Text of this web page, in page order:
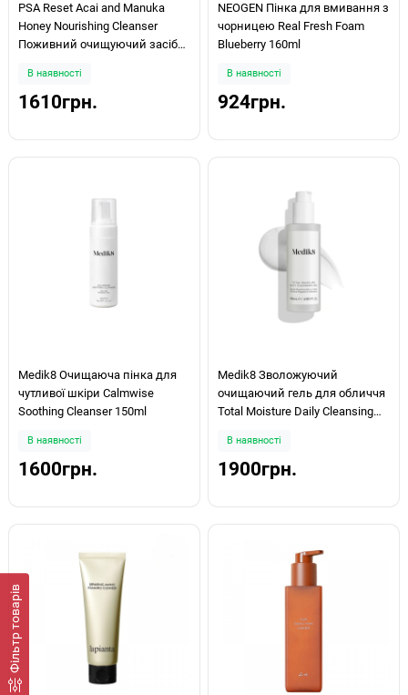
Фiльтр товарів
PSA Reset Acai and Manuka
Honey Nourishing Cleanser
Поживний очищуючий засіб
В наявності
1610грн.
NEOGEN Пінка для вмивання з
чорницею Real Fresh Foam
Blueberry 160ml
В наявності
924грн.
Medik8 Очищаюча пінка для
чутливої шкіри Calmwise
Soothing Cleanser 150ml
В наявності
1600грн.
Medik8 Зволожуючий
очищаючий гель для обличчя
Total Moisture Daily Cleansing
В наявності
1900грн.